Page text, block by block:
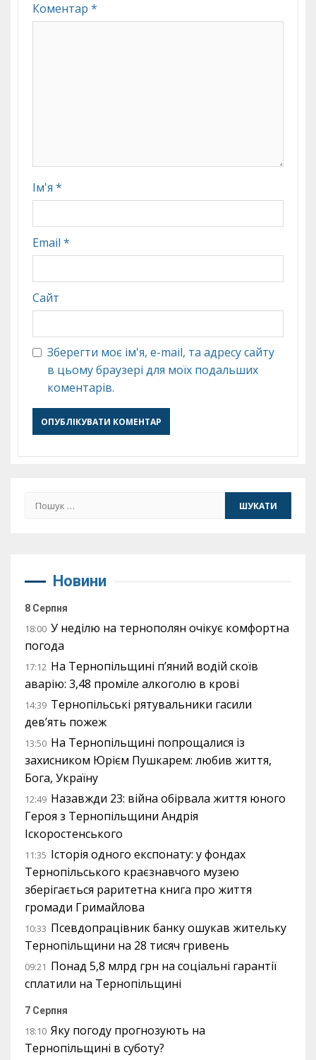
Коментар *
Ім'я *
Email *
Сайт
Зберегти моє ім'я, e-mail, та адресу сайту
в цьому браузері для моїх подальших
коментарів.
Пошук:
Новини
8 Серпня
18:00 У неділю на тернополян очікує комфортна
погода
17:12 На Тернопільщині п’яний водій скоїв
аварію: 3,48 проміле алкоголю в крові
14:39 Тернопільські рятувальники гасили
дев’ять пожеж
13:50 На Тернопільщині попрощалися із
захисником Юрієм Пушкарем: любив життя,
Бога, Україну
12:49 Назавжди 23: війна обірвала життя юного
Героя з Тернопільщини Андрія
Іскоростенського
11:35 Історія одного експонату: у фондах
Тернопільського краєзнавчого музею
зберігається раритетна книга про життя
громади Гримайлова
10:33 Псевдопрацівник банку ошукав жительку
Тернопільщини на 28 тисяч гривень
09:21 Понад 5,8 млрд грн на соціальні гарантії
сплатили на Тернопільщині
7 Серпня
18:10 Яку погоду прогнозують на
Тернопільщині в суботу?